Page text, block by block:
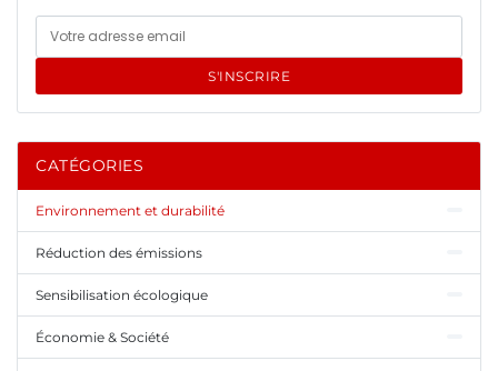
S'INSCRIRE
CATÉGORIES
Environnement et durabilité
Réduction des émissions
Sensibilisation écologique
Économie & Société